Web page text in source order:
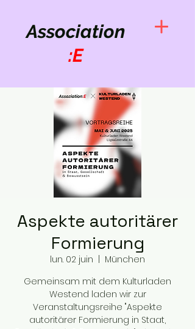
Association
:E
Aspekte autoritärer
Formierung
lun. 02 juin
München
Gemeinsam mit dem Kulturladen
Westend laden wir zur
Veranstaltungsreihe "Aspekte
autoritärer Formierung in Staat,